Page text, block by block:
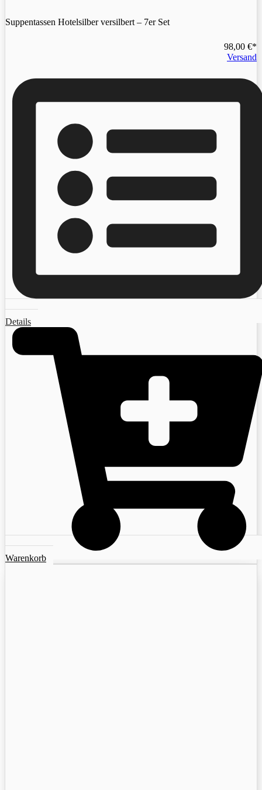
Suppentassen Hotelsilber versilbert – 7er Set
98,00 €
Versand
Details
Warenkorb